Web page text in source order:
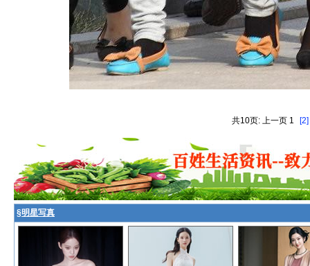
共10页: 上一页 1 [2]
§明星写真